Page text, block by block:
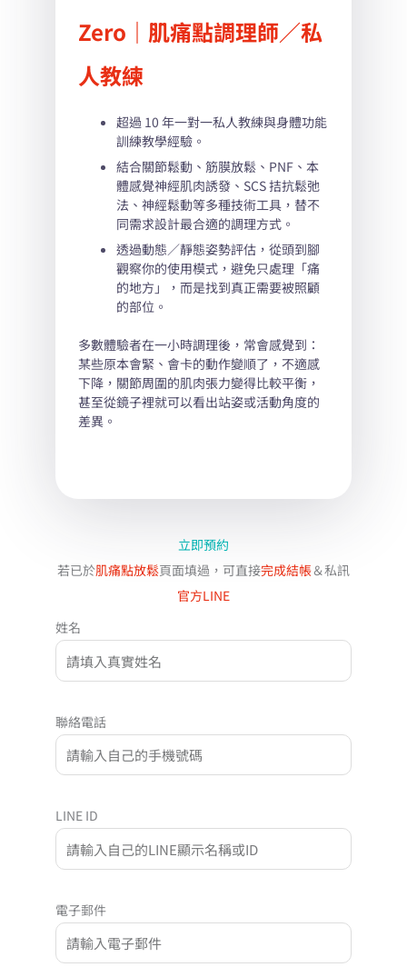
超過 10 年一對一私人教練與身體功能
訓練教學經驗。
結合關節鬆動、筋膜放鬆、PNF、本
體感覺神經肌肉誘發、SCS 拮抗鬆弛
法、神經鬆動等多種技術工具，替不
同需求設計最合適的調理方式。
透過動態／靜態姿勢評估，從頭到腳
觀察你的使用模式，避免只處理「痛
的地方」，而是找到真正需要被照顧
Zero｜肌痛點調理師／私
人教練
超過 10 年一對一私人教練與身體功能
訓練教學經驗。
結合關節鬆動、筋膜放鬆、PNF、本
體感覺神經肌肉誘發、SCS 拮抗鬆弛
法、神經鬆動等多種技術工具，替不
同需求設計最合適的調理方式。
透過動態／靜態姿勢評估，從頭到腳
觀察你的使用模式，避免只處理「痛
的地方」，而是找到真正需要被照顧
的部位。
多數體驗者在一小時調理後，常會感覺到：
某些原本會緊、會卡的動作變順了，不適感
下降，關節周圍的肌肉張力變得比較平衡，
甚至從鏡子裡就可以看出站姿或活動角度的
差異。
超過 10 年一對一私人教練與身體功能
訓練教學經驗。
結合關節鬆動、筋膜放鬆、PNF、本
體感覺神經肌肉誘發、SCS 拮抗鬆弛
法、神經鬆動等多種技術工具，替不
同需求設計最合適的調理方式。
透過動態／靜態姿勢評估，從頭到腳
觀察你的使用模式，避免只處理「痛
的地方」，而是找到真正需要被照顧
立即預約
若已於肌痛點放鬆頁面填過，可直接完成結帳＆私訊
官方LINE
姓名
聯絡電話
LINE ID
電子郵件